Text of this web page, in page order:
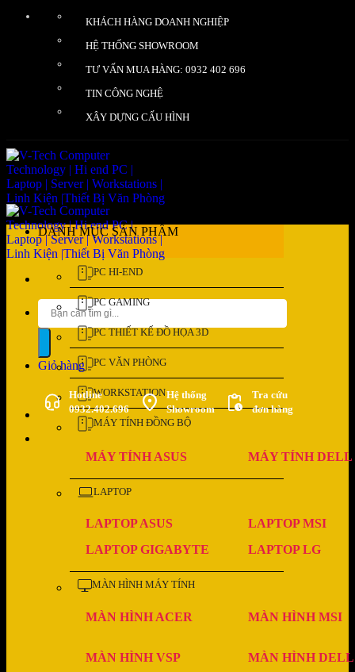
KHÁCH HÀNG DOANH NGHIỆP
HỆ THỐNG SHOWROOM
TƯ VẤN MUA HÀNG: 0932 402 696
TIN CÔNG NGHỆ
XÂY DỰNG CẤU HÌNH
Tìm
kiếm:
Giỏ hàng
Hotline
0932.402.696
Hệ thống
Showroom
Tra cứu
đơn hàng
DANH MỤC SẢN PHẨM
PC HI-END
PC GAMING
PC THIẾT KẾ ĐỒ HỌA 3D
PC VĂN PHÒNG
WORKSTATION
MÁY TÍNH ĐỒNG BỘ
MÁY TÍNH ASUS MÁY TÍNH DELL
LAPTOP
LAPTOP ASUS
LAPTOP MSI
LAPTOP GIGABYTE
LAPTOP LG
MÀN HÌNH MÁY TÍNH
MÀN HÌNH ACER MÀN HÌNH MSI
MÀN HÌNH VSP
MÀN HÌNH DELL